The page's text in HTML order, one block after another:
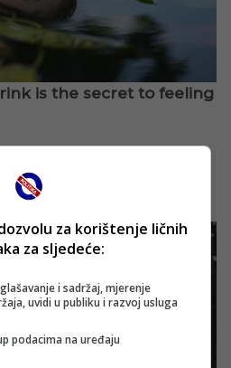
za korištenje ličnih
za sljedeće:
i sadržaj, mjerenje
uvidi u publiku i razvoj usluga
podacima na uređaju